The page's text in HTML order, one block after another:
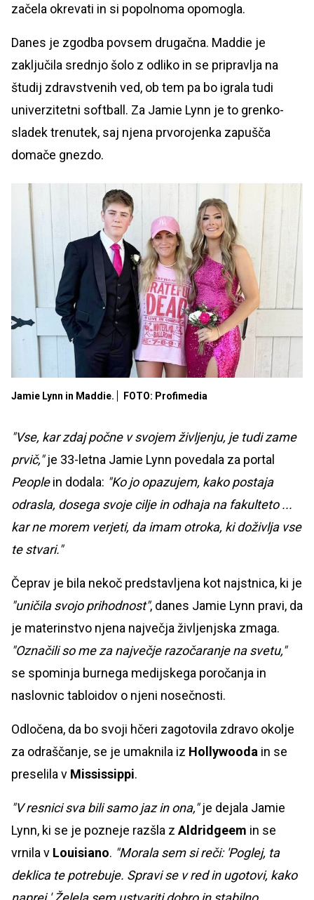
začela okrevati in si popolnoma opomogla.
Danes je zgodba povsem drugačna. Maddie je
zaključila srednjo šolo z odliko in se pripravlja na
študij zdravstvenih ved, ob tem pa bo igrala tudi
univerzitetni softball. Za Jamie Lynn je to grenko-
sladek trenutek, saj njena prvorojenka zapušča
domače gnezdo.
Jamie Lynn in Maddie. FOTO: Profimedia
"Vse, kar zdaj počne v svojem življenju, je tudi zame
prvič,"je 33-letna Jamie Lynn povedala za portal
Peoplein dodala: "Ko jo opazujem, kako postaja
odrasla, dosega svoje cilje in odhaja na fakulteto ...
kar ne morem verjeti, da imam otroka, ki doživlja vse
te stvari."
Čeprav je bila nekoč predstavljena kot najstnica, ki je
"uničila svojo prihodnost", danes Jamie Lynn pravi, da
je materinstvo njena največja življenjska zmaga.
"Označili so me za največje razočaranje na svetu,"
se spominja burnega medijskega poročanja in
naslovnic tabloidov o njeni nosečnosti.
Odločena, da bo svoji hčeri zagotovila zdravo okolje
za odraščanje, se je umaknila iz Hollywooda in se
preselila v Mississippi.
"V resnici sva bili samo jaz in ona,"je dejala Jamie
Lynn, ki se je pozneje razšla z Aldridgeem in se
vrnila v Louisiano. "Morala sem si reči: 'Poglej, ta
deklica te potrebuje. Spravi se v red in ugotovi, kako